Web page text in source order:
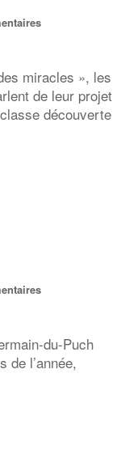
miracles », les
de leur projet
découverte
du-Puch
de l’année,